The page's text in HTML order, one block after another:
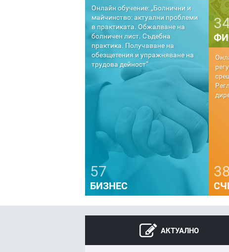
57
БИЗНЕС
Онлайн обучение: „Болнични и
майчинство: актуални проблеми
в практиката. Обжалване на
болничен лист. Съдебна
практика. Получаване на
обезщетения и упражняване на
трудова дейност“
38
в
АКТУАЛНО